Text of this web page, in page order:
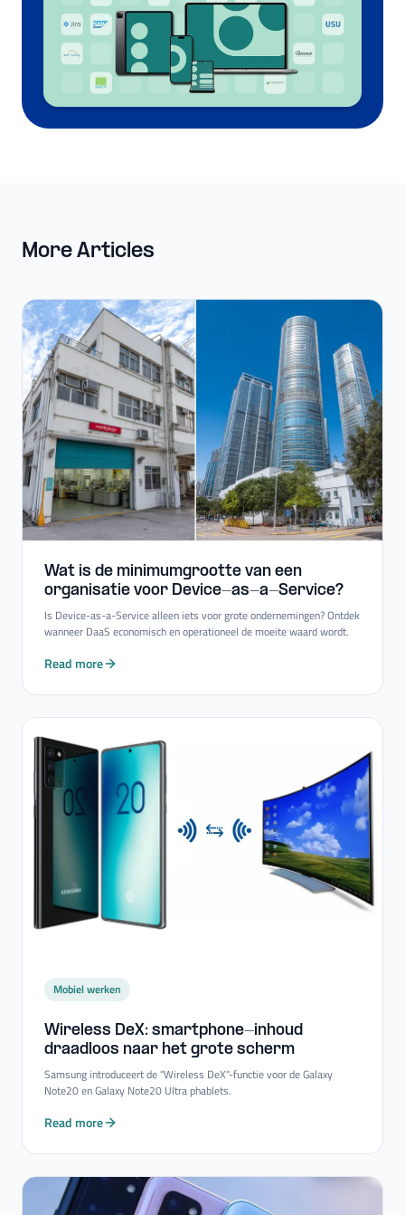
More Articles
Wat is de minimumgrootte van een
organisatie voor Device-​as-​a-​Service?
Is Device-as-a-Service alleen iets voor grote ondernemingen? Ontdek
wanneer DaaS economisch en operationeel de moeite waard wordt.
Read more
Mobiel werken
Wireless DeX: smartphone-​inhoud
draadloos naar het grote scherm
Samsung introduceert de "Wireless DeX"-functie voor de Galaxy
Note20 en Galaxy Note20 Ultra phablets.
Read more